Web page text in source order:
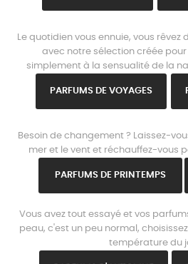
Le quotidien vous ennuie, vous rêvez
avec notre sélection créée
simplement à la sensualité de la
PARFUMS DE VOYAGES
Besoin de changement ? Laissez-
mer et le vent et réchauffez-vous
PARFUMS DE PRINTEMPS
Vous avez tout essayé et vos
peau, c'est un peu normal,
température du